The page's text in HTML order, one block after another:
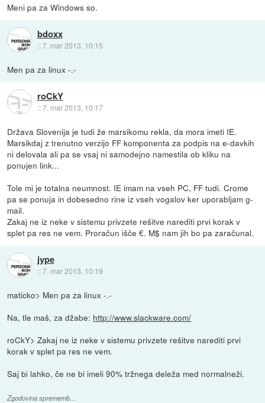
Meni pa za Windows so.
bdoxx
::7. mar 2013, 10:15
Men pa za linux -.-
roCkY
::7. mar 2013, 10:17
Država Slovenija je tudi že marsikomu rekla, da mora imeti IE.
Marsikdaj z trenutno verzijo FF komponenta za podpis na e-davkih
ni delovala ali pa se vsaj ni samodejno namestila ob kliku na
ponujen link...
Tole mi je totalna neumnost. IE imam na vseh PC, FF tudi. Crome
pa se ponuja in dobesedno rine iz vseh vogalov ker uporabljam g-
mail.
Zakaj ne iz neke v sistemu privzete rešitve narediti prvi korak v
splet pa res ne vem. Proračun išče €. M$ nam jih bo pa zaračunal.
jype
::7. mar 2013, 10:19
maticko> Men pa za linux -.-
Na, tle maš, za džabe: http://www.slackware.com/
roCkY> Zakaj ne iz neke v sistemu privzete rešitve narediti prvi
korak v splet pa res ne vem.
Saj bi lahko, če ne bi imeli 90% tržnega deleža med normalneži.
Zgodovina sprememb…